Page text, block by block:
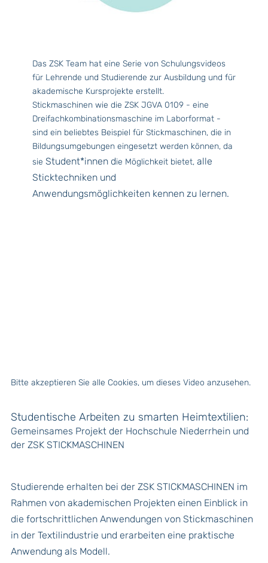
Das ZSK Team hat eine Serie von Schulungsvideos
für Lehrende und Studierende zur Ausbildung und für
akademische Kursprojekte erstellt.
Stickmaschinen wie die ZSK JGVA 0109 - eine
Dreifachkombinationsmaschine im Laborformat -
sind ein beliebtes Beispiel für Stickmaschinen, die in
Bildungsumgebungen eingesetzt werden können, da
sie Student*innen die Möglichkeit bietet, alle
Sticktechniken und
Anwendungsmöglichkeiten kennen zu lernen.
Bitte akzeptieren Sie alle Cookies, um dieses Video anzusehen.
Studentische Arbeiten zu smarten Heimtextilien:
Gemeinsames Projekt der Hochschule Niederrhein und
der ZSK STICKMASCHINEN
Studierende erhalten bei der ZSK STICKMASCHINEN im
Rahmen von akademischen Projekten einen Einblick in
die fortschrittlichen Anwendungen von Stickmaschinen
in der Textilindustrie und erarbeiten eine praktische
Anwendung als Modell.